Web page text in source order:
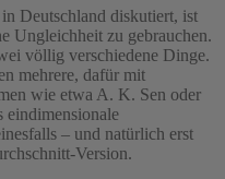
Deutschland diskutiert, ist
Ungleichheit zu gebrauchen.
völlig verschiedene Dinge.
mehrere, dafür mit
wie etwa A. K. Sen oder
eindimensionale
– und natürlich erst
Version.